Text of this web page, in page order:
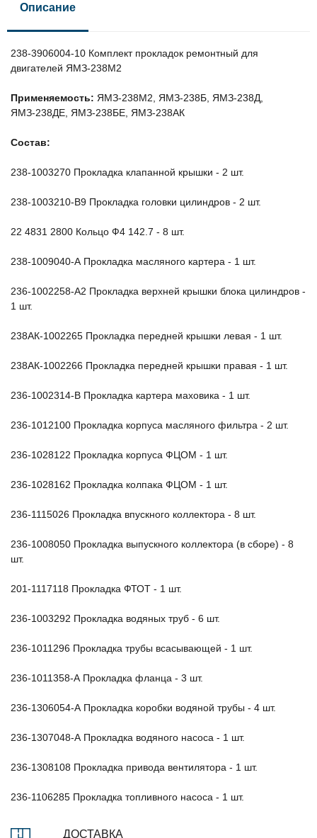
Описание
238-3906004-10 Комплект прокладок ремонтный для
двигателей ЯМЗ-238М2
Применяемость: ЯМЗ-238М2, ЯМЗ-238Б, ЯМЗ-238Д,
ЯМЗ-238ДЕ, ЯМЗ-238БЕ, ЯМЗ-238АК
Состав:
238-1003270 Прокладка клапанной крышки - 2 шт.
238-1003210-В9 Прокладка головки цилиндров - 2 шт.
22 4831 2800 Кольцо Ф4 142.7 - 8 шт.
238-1009040-А Прокладка масляного картера - 1 шт.
236-1002258-А2 Прокладка верхней крышки блока цилиндров -
1 шт.
238АК-1002265 Прокладка передней крышки левая - 1 шт.
238АК-1002266 Прокладка передней крышки правая - 1 шт.
236-1002314-В Прокладка картера маховика - 1 шт.
236-1012100 Прокладка корпуса масляного фильтра - 2 шт.
236-1028122 Прокладка корпуса ФЦОМ - 1 шт.
236-1028162 Прокладка колпака ФЦОМ - 1 шт.
236-1115026 Прокладка впускного коллектора - 8 шт.
236-1008050 Прокладка выпускного коллектора (в сборе) - 8
шт.
201-1117118 Прокладка ФТОТ - 1 шт.
236-1003292 Прокладка водяных труб - 6 шт.
236-1011296 Прокладка трубы всасывающей - 1 шт.
236-1011358-А Прокладка фланца - 3 шт.
236-1306054-А Прокладка коробки водяной трубы - 4 шт.
236-1307048-А Прокладка водяного насоса - 1 шт.
236-1308108 Прокладка привода вентилятора - 1 шт.
236-1106285 Прокладка топливного насоса - 1 шт.
ДОСТАВКА